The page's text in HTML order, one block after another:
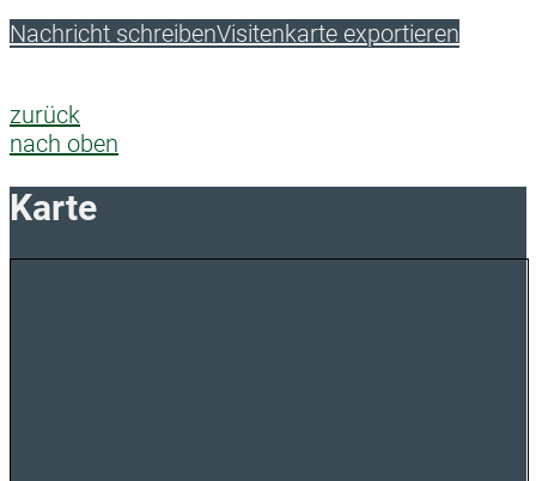
Nachricht schreibenVisitenkarte exportieren
zurück
nach oben
Karte